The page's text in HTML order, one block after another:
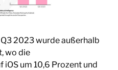
2023 wurde außerhalb
wo die
iOS um 10,6 Prozent und